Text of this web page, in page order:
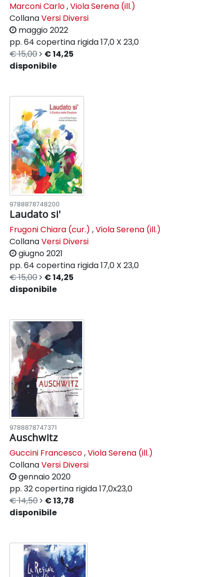
Marconi Carlo,Viola Serena (ill.)
CollanaVersi Diversi
maggio 2022
pp. 64 copertina rigida17,0 X 23,0
€ 15,00
€ 14,25
disponibile
9788878748200
Laudato si'
Frugoni Chiara (cur.) ,Viola Serena (ill.)
CollanaVersi Diversi
giugno 2021
pp. 64 copertina rigida17,0 X 23,0
€ 15,00
€ 14,25
disponibile
9788878747371
Auschwitz
Guccini Francesco,Viola Serena (ill.)
CollanaVersi Diversi
gennaio 2020
pp. 32copertina rigida17,0x23,0
€ 14,50
€ 13,78
disponibile